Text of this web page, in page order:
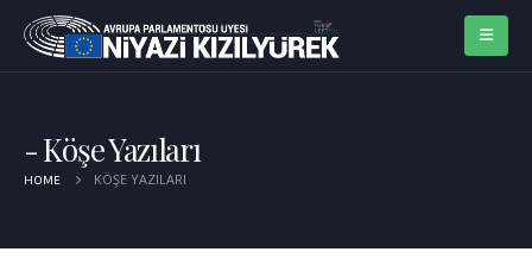
Köşe Yazıları
HOME KÖŞE YAZILARI